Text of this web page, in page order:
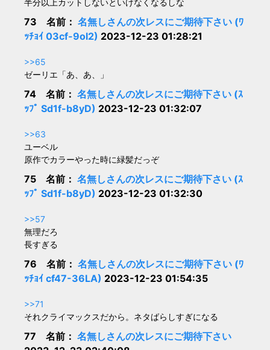
半分以上カットしないといけなくなるしな
73 名前： 名無しさんの次レスにご期待下さい (ﾜ
ｯﾁｮｲ 03cf-9ol2) 2023-12-23 01:28:21
>>65
ゼーリエ「あ、あ、」
74 名前： 名無しさんの次レスにご期待下さい (ｽ
ｯﾌﾟ Sd1f-b8yD) 2023-12-23 01:32:07
>>63
ユーベル
原作でカラーやった時に緑髪だっぞ
75 名前： 名無しさんの次レスにご期待下さい (ｽ
ｯﾌﾟ Sd1f-b8yD) 2023-12-23 01:32:30
>>57
無理だろ
長すぎる
76 名前： 名無しさんの次レスにご期待下さい (ﾜ
ｯﾁｮｲ cf47-36LA) 2023-12-23 01:54:35
>>71
それクライマックスだから。ネタばらしすぎになる
77 名前： 名無しさんの次レスにご期待下さい